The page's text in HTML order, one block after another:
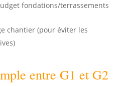
fondations/terrassements
chantier (pour éviter les
entre G1 et G2